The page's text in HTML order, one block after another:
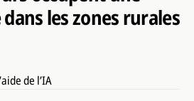
les zones rurales
de l’IA